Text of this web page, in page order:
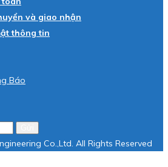
và giao nhận
thông tin
Co.,Ltd. All Rights Reserved